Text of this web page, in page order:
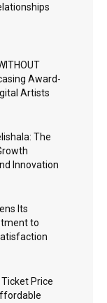
Award-
Artists
The
Innovation
Its
to
Price